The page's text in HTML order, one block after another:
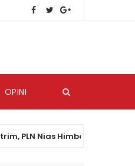
OPINI
Nias Himbau Masyarakat